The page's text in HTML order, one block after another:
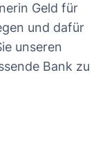
Geld für
und dafür
unseren
Bank zu